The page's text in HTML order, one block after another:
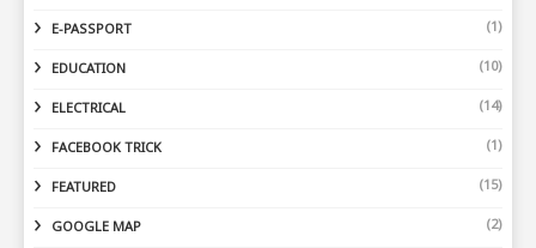
E-PASSPORT (1)
EDUCATION (10)
ELECTRICAL (14)
FACEBOOK TRICK (1)
FEATURED (15)
GOOGLE MAP (2)